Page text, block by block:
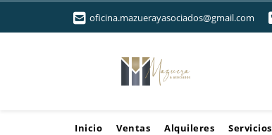
oficina.mazuerayasociados@gmail.com
Inicio Ventas Alquileres Servicios